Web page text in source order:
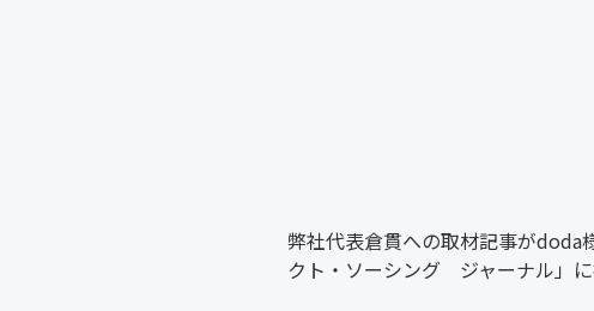
弊社代表倉貫への取材記事が
クト・ソーシング ジャーナル」に